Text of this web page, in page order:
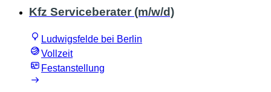
Kfz Serviceberater (m/w/d)
Ludwigsfelde bei Berlin
Vollzeit
Festanstellung